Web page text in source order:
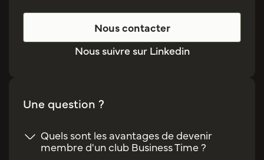
Nous contacter
Nous suivre sur Linkedin
Une question ?
Quels sont les avantages de devenir
membre d'un club Business Time ?